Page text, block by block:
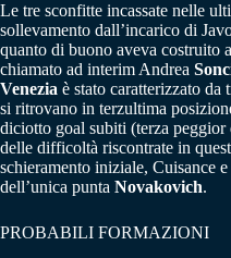
Le tre sconfitte incassate nelle
sollevamento dall’incarico di
quanto di buono aveva costruito
chiamato ad interim Andrea
Venezia è stato caratterizzato
si ritrovano in terzultima
diciotto goal subiti (terza peggior
delle difficoltà riscontrate in
schieramento iniziale, Cuisance e
dell’unica punta Novakovich.
PROBABILI FORMAZIONI